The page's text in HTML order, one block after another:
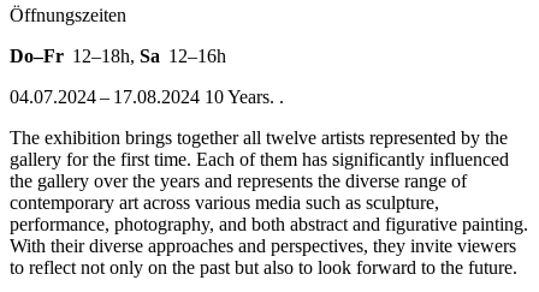
Öffnungszeiten
Do–Fr 12–18h, Sa 12–16h
04.07.2024 – 17.08.2024 10 Years. .
The exhibition brings together all twelve artists represented by the
gallery for the first time. Each of them has significantly influenced
the gallery over the years and represents the diverse range of
contemporary art across various media such as sculpture,
performance, photography, and both abstract and figurative painting.
With their diverse approaches and perspectives, they invite viewers
to reflect not only on the past but also to look forward to the future.